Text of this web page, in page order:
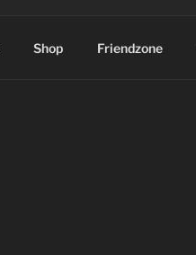
Shop Friendzone